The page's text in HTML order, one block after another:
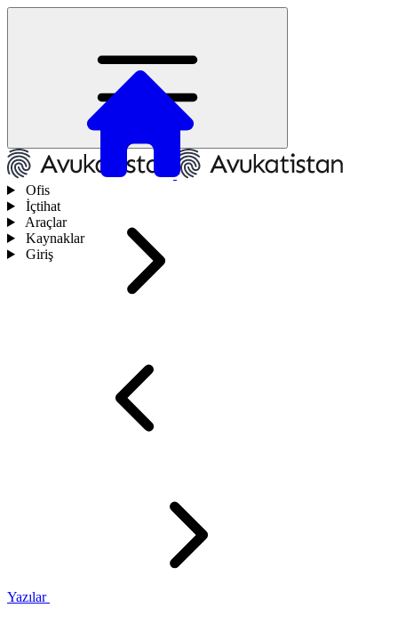
Ofis
İçtihat
Araçlar
Kaynaklar
Giriş
Yazılar